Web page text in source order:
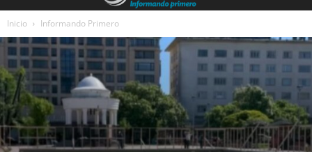
Inicio Informando Primero